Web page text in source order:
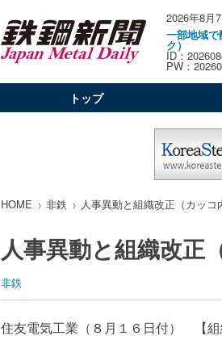
2026年8月
一部地域
ク）
ID：
PW：
トップ
HOME 非鉄 人事異動と組織改正（カッ
人事異動と組織改正
非鉄
住友電気工業（８月１６日付） 【